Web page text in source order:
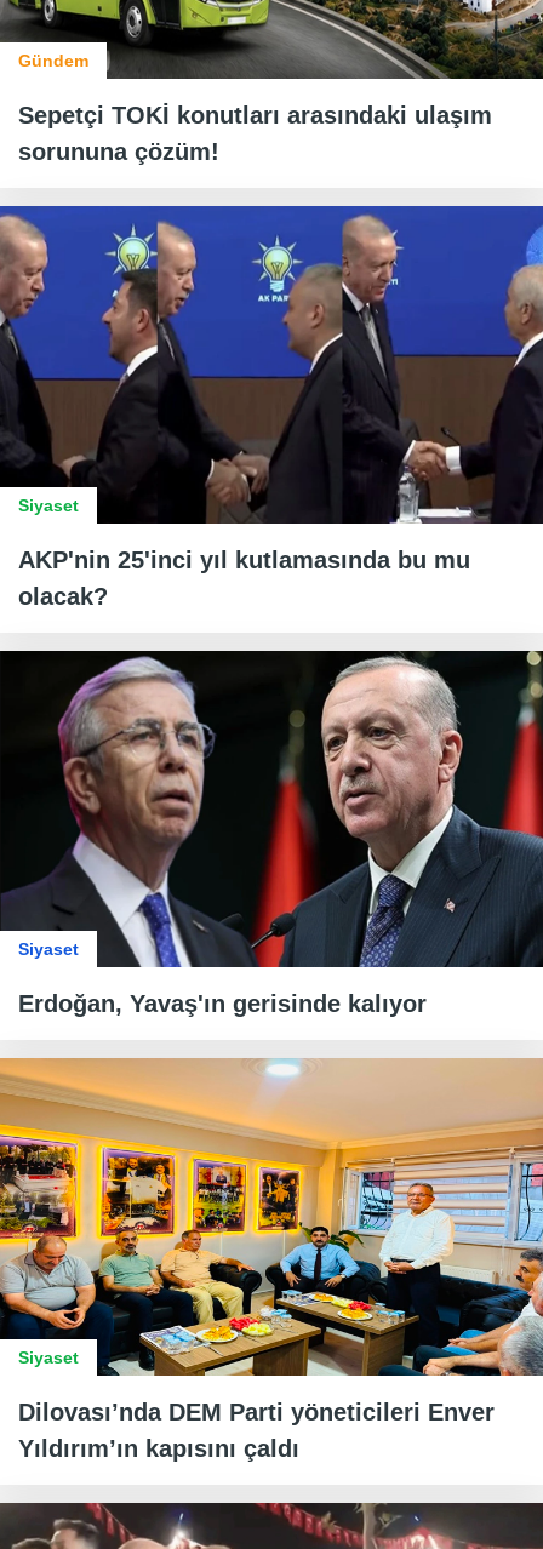
Gündem
Sepetçi TOKİ konutları arasındaki ulaşım
sorununa çözüm!
Siyaset
AKP'nin 25'inci yıl kutlamasında bu mu
olacak?
Siyaset
Erdoğan, Yavaş'ın gerisinde kalıyor
Siyaset
Dilovası’nda DEM Parti yöneticileri Enver
Yıldırım’ın kapısını çaldı